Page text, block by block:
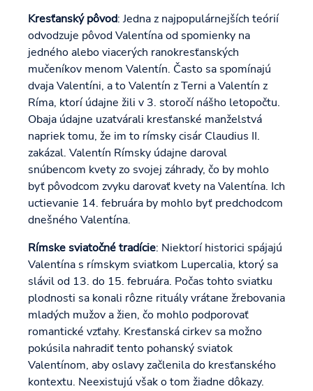
Kresťanský pôvod: Jedna z najpopulárnejších teórií
odvodzuje pôvod Valentína od spomienky na
jedného alebo viacerých ranokresťanských
mučeníkov menom Valentín. Často sa spomínajú
dvaja Valentíni, a to Valentín z Terni a Valentín z
Ríma, ktorí údajne žili v 3. storočí nášho letopočtu.
Obaja údajne uzatvárali kresťanské manželstvá
napriek tomu, že im to rímsky cisár Claudius II.
zakázal. Valentín Rímsky údajne daroval
snúbencom kvety zo svojej záhrady, čo by mohlo
byť pôvodcom zvyku darovať kvety na Valentína. Ich
uctievanie 14. februára by mohlo byť predchodcom
dnešného Valentína.
Rímske sviatočné tradície: Niektorí historici spájajú
Valentína s rímskym sviatkom Lupercalia, ktorý sa
slávil od 13. do 15. februára. Počas tohto sviatku
plodnosti sa konali rôzne rituály vrátane žrebovania
mladých mužov a žien, čo mohlo podporovať
romantické vzťahy. Kresťanská cirkev sa možno
pokúsila nahradiť tento pohanský sviatok
Valentínom, aby oslavy začlenila do kresťanského
kontextu. Neexistujú však o tom žiadne dôkazy.